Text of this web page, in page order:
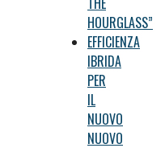
HOURGLASS”
EFFICIENZA
IBRIDA
PER
IL
NUOVO
NUOVO